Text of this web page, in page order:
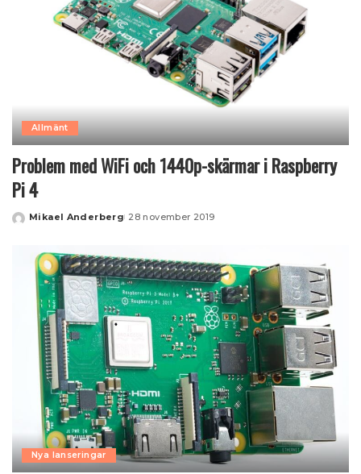
Allmänt
Problem med WiFi och 1440p-skärmar i Raspberry
Pi 4
Posted
Mikael Anderberg 28 november 2019
Nya lanseringar